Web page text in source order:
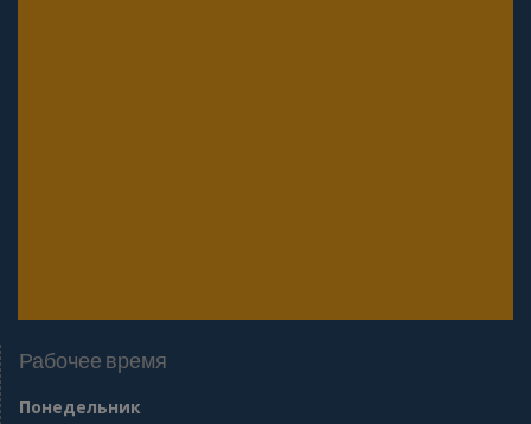
Рабочее время
Понедельник